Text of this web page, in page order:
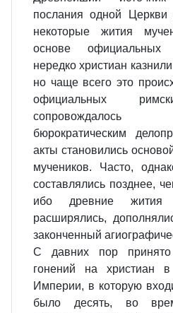
послания одной Церкви
некоторые жития
основе официальных
нередко христиан
но чаще всего это
официальных
сопровождалось
бюрократическим
акты становились
мучеников. Часто,
составлялись позднее,
ибо древние жития
расширялись,
законченный
С давних пор принято
гонений на христиан
Империи, в которую
было десять, во